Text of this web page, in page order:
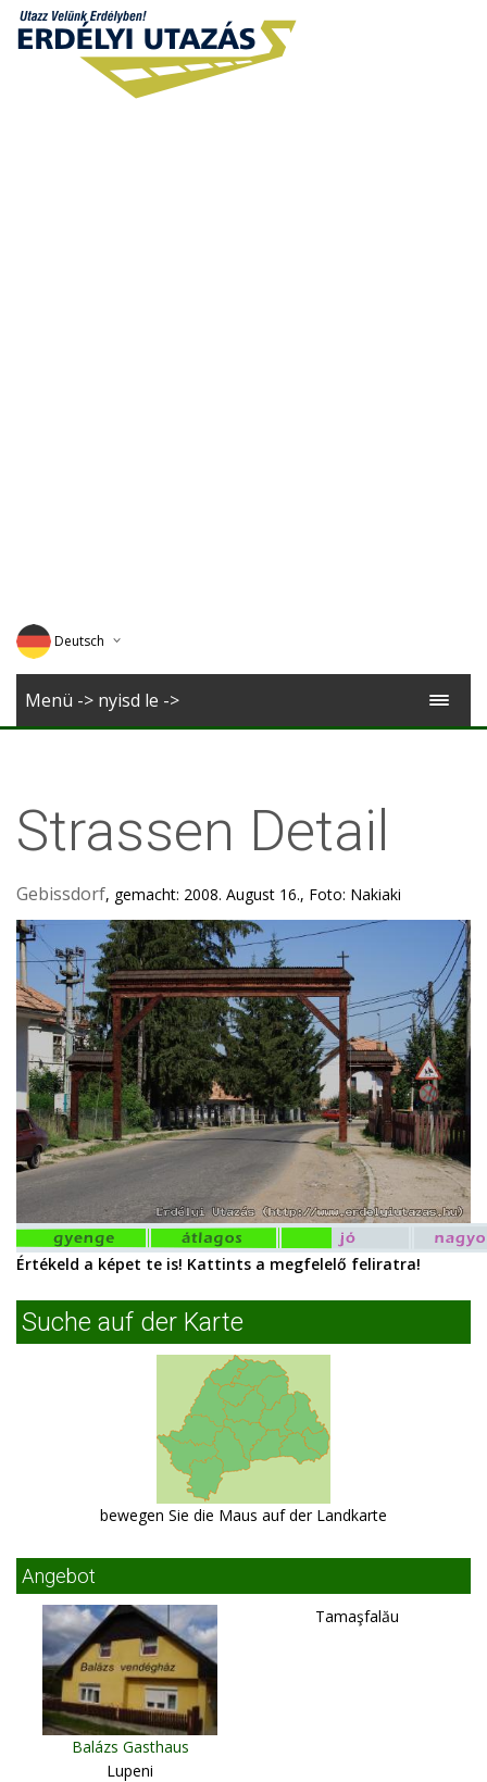
Deutsch
English
Menü -> nyisd le ->
Strassen Detail
Gebissdorf, gemacht: 2008. August 16., Foto: Nakiaki
Értékeld a képet te is! Kattints a megfelelő feliratra!
Suche auf der Karte
bewegen Sie die Maus auf der Landkarte
Angebot
Balázs Gasthaus
Lupeni
Tamaşfalău